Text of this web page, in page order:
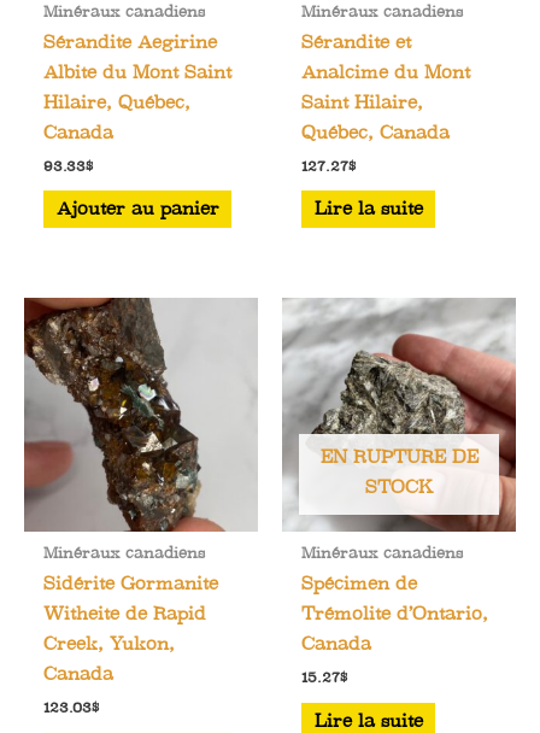
Minéraux canadiens
Sérandite Aegirine
Albite du Mont Saint
Hilaire, Québec,
Canada
93.33$
Ajouter au panier
Minéraux canadiens
Sérandite et
Analcime du Mont
Saint Hilaire,
Québec, Canada
127.27$
Lire la suite
Minéraux canadiens
Sidérite Gormanite
Witheite de Rapid
Creek, Yukon,
Canada
123.03$
EN RUPTURE DE
STOCK
Minéraux canadiens
Spécimen de
Trémolite d’Ontario,
Canada
15.27$
Lire la suite